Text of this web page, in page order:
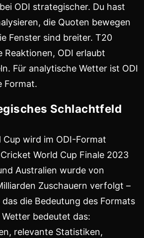
ODI strategischer. Du hast
die Quoten bewegen
Fenster sind breiter. T20
ODI erlaubt
Für analytische Wetter ist ODI
Format.
Schlachtfeld
Cup wird im ODI-Format
World Cup Finale 2023
Australien wurde von
Zuschauern verfolgt –
die Bedeutung des Formats
bedeutet das:
relevante Statistiken,